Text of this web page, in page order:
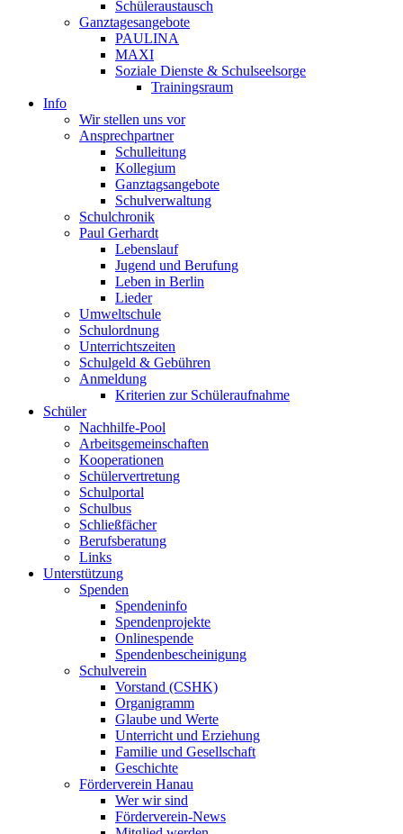
Schüleraustausch
Ganztagesangebote
PAULINA
MAXI
Soziale Dienste & Schulseelsorge
Trainingsraum
Info
Wir stellen uns vor
Ansprechpartner
Schulleitung
Kollegium
Ganztagsangebote
Schulverwaltung
Schulchronik
Paul Gerhardt
Lebenslauf
Jugend und Berufung
Leben in Berlin
Lieder
Umweltschule
Schulordnung
Unterrichtszeiten
Schulgeld & Gebühren
Anmeldung
Kriterien zur Schüleraufnahme
Schüler
Nachhilfe-Pool
Arbeitsgemeinschaften
Kooperationen
Schülervertretung
Schulportal
Schulbus
Schließfächer
Berufsberatung
Links
Unterstützung
Spenden
Spendeninfo
Spendenprojekte
Onlinespende
Spendenbescheinigung
Schulverein
Vorstand (CSHK)
Organigramm
Glaube und Werte
Unterricht und Erziehung
Familie und Gesellschaft
Geschichte
Förderverein Hanau
Wer wir sind
Förderverein-News